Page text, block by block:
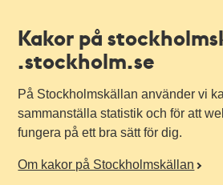
Kakor på
.stockholm.se
På Stockholmskällan använder vi
sammanställa statistik och för att
fungera på ett bra sätt för dig.
Om kakor på Stockholmskällan